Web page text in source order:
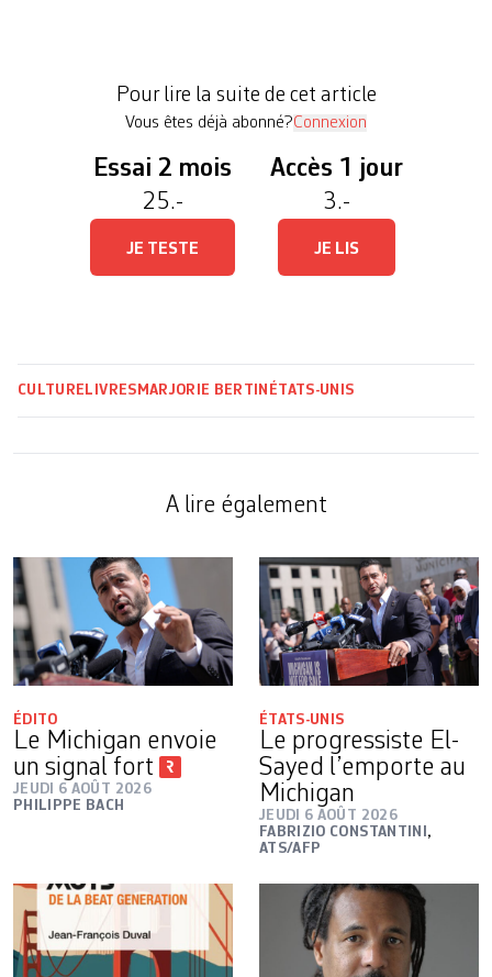
personnage «plutôt jeune et séduisant, […]
Pour lire la suite de cet article
Vous êtes déjà abonné?Connexion
Essai 2 mois
25.-
JE TESTE
Accès 1 jour
3.-
JE LIS
CULTURE LIVRES MARJORIE BERTIN ÉTATS-UNIS
A lire également
ÉDITO
Le Michigan envoie
un signal fort
JEUDI 6 AOÛT 2026
PHILIPPE BACH
ÉTATS-UNIS
Le progressiste El-
Sayed l’emporte au
Michigan
JEUDI 6 AOÛT 2026
FABRIZIO CONSTANTINI ,
ATS/AFP